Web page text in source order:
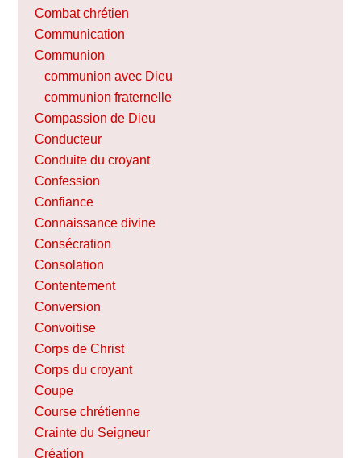
Combat chrétien
Communication
Communion
communion avec Dieu
communion fraternelle
Compassion de Dieu
Conducteur
Conduite du croyant
Confession
Confiance
Connaissance divine
Consécration
Consolation
Contentement
Conversion
Convoitise
Corps de Christ
Corps du croyant
Coupe
Course chrétienne
Crainte du Seigneur
Création